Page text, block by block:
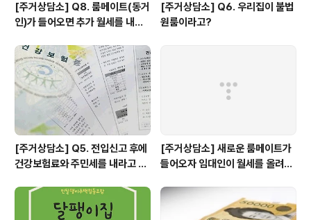
[주거상담소] Q8. 룸메이트(동거
인)가 들어오면 추가 월세를 내야
[주거상담소] Q6. 우리집이 불법
원룸이라고?
[주거상담소] Q5. 전입신고 후에
건강보험료와 주민세를 내라고 고
[주거상담소] 새로운 룸메이트가
들어오자 임대인이 월세를 올려달